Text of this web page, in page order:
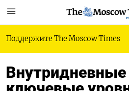
Поддержите The Moscow Times